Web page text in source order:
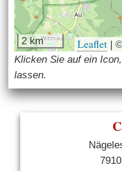
2 km Leaflet |
Klicken Sie auf ein
lassen.